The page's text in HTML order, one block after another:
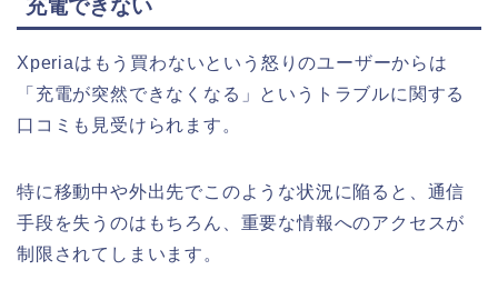
充電できない
Xperiaはもう買わないという怒りのユーザーからは
「充電が突然できなくなる」というトラブルに関する
口コミも見受けられます。
特に移動中や外出先でこのような状況に陥ると、通信
手段を失うのはもちろん、重要な情報へのアクセスが
制限されてしまいます。